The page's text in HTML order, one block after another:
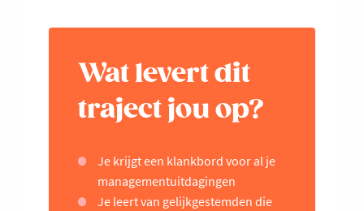
Wat levert dit
traject jou op?
Je krijgt een klankbord voor al je
managementuitdagingen
Je leert van gelijkgestemden die